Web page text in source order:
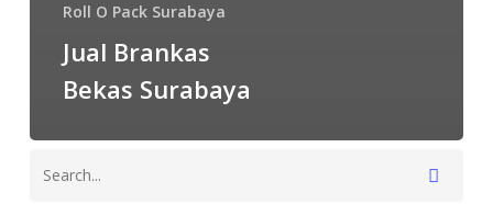
Roll O Pack Surabaya
Jual Brankas
Bekas Surabaya